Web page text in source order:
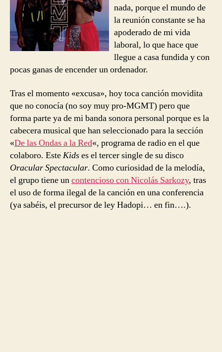
nada, porque el mundo de
la reunión constante se ha
apoderado de mi vida
laboral, lo que hace que
llegue a casa fundida y con
pocas ganas de encender un ordenador.
Tras el momento «excusa», hoy toca canción movidita
que no conocía (no soy muy pro-MGMT) pero que
forma parte ya de mi banda sonora personal porque es la
cabecera musical que han seleccionado para la sección
«De las Ondas a la Red«, programa de radio en el que
colaboro. EsteKidses el tercer single de su disco
Oracular Spectacular. Como curiosidad de la melodía,
el grupo tiene uncontencioso con Nicolás Sarkozy, tras
el uso de forma ilegal de la canción en una conferencia
(ya sabéis, el precursor de ley Hadopi… en fin….).